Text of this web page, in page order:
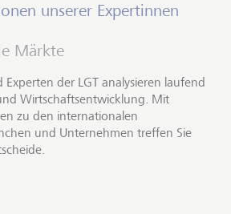
unserer Expertinnen
Märkte
der LGT analysieren laufend
Wirtschaftsentwicklung. Mit
zu den internationalen
und Unternehmen treffen Sie